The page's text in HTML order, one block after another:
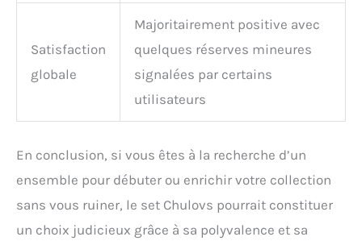
Satisfaction
globale
Majoritairement positive avec
quelques réserves mineures
signalées par certains
utilisateurs
En conclusion, si vous êtes à la recherche d’un
ensemble pour débuter ou enrichir votre collection
sans vous ruiner, le set Chulovs pourrait constituer
un choix judicieux grâce à sa polyvalence et sa